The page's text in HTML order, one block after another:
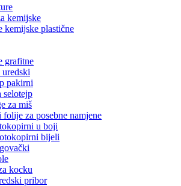
kemijske
kemijske plastične
grafitne
uredski
pakirni
selotejp
za miš
folije za posebne namjene
u boji
bijeli
kocku
pribor